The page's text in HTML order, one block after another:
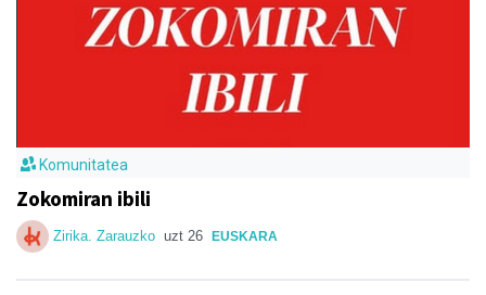
Komunitatea
Zokomiran ibili
Zirika. Zarauzko uzt 26 EUSKARA